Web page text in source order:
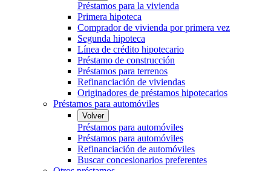
Préstamos para la vivienda
Primera hipoteca
Comprador de vivienda por primera vez
Segunda hipoteca
Línea de crédito hipotecario
Préstamo de construcción
Préstamos para terrenos
Refinanciación de viviendas
Originadores de préstamos hipotecarios
Préstamos para automóviles
Volver
Préstamos para automóviles
Préstamos para automóviles
Refinanciación de automóviles
Buscar concesionarios preferentes